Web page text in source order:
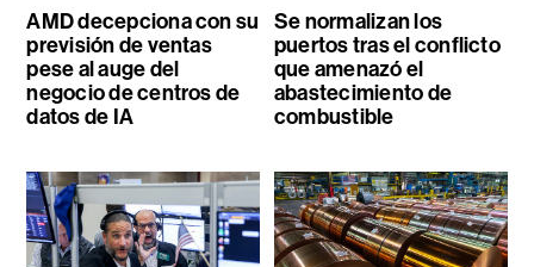
AMD decepciona con su
previsión de ventas
pese al auge del
negocio de centros de
datos de IA
Se normalizan los
puertos tras el conflicto
que amenazó el
abastecimiento de
combustible